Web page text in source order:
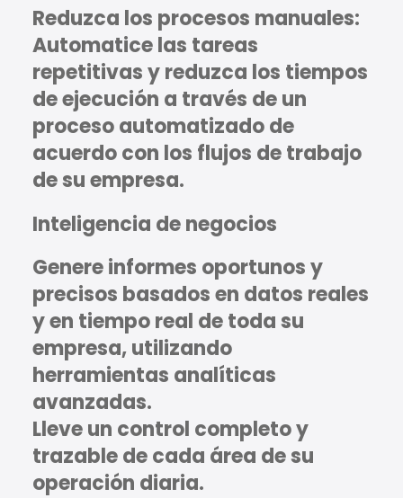
Reduzca los procesos manuales:
Automatice las tareas
repetitivas y reduzca los tiempos
de ejecución a través de un
proceso automatizado de
acuerdo con los flujos de trabajo
de su empresa.
Inteligencia de negocios
Genere informes oportunos y
precisos basados en datos reales
y en tiempo real de toda su
empresa, utilizando
herramientas analíticas
avanzadas.
Lleve un control completo y
trazable de cada área de su
operación diaria.